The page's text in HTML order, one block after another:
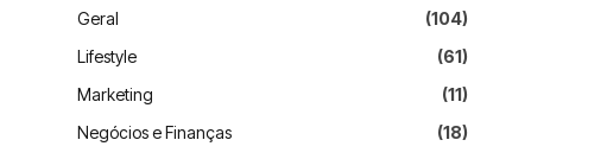
Geral
(104)
Lifestyle
(61)
Marketing
(11)
Negócios e Finanças
(18)